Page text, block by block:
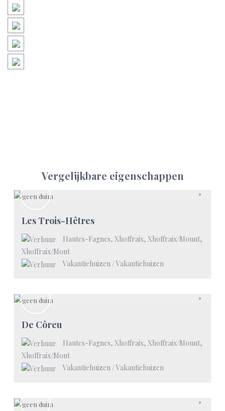
Vergelijkbare eigenschappen
Les Trois-Hêtres
Hautes-Fagnes, Xhoffraix, Xhoffraix/Mount,
Xhoffraix/Mont
Vakantiehuizen/Vakantiehuizen
De Côreu
Hautes-Fagnes, Xhoffraix, Xhoffraix/Mount,
Xhoffraix/Mont
Vakantiehuizen/Vakantiehuizen